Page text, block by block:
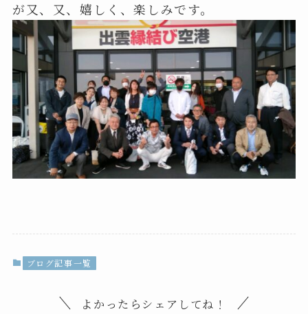
が又、又、嬉しく、楽しみです。
ブログ記事一覧
よかったらシェアしてね！